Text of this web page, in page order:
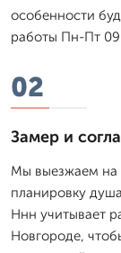
особенности
работы Пн-Пт
02
Замер и
Мы выезжаем на
планировку
Ннн учитывает
Новгороде,